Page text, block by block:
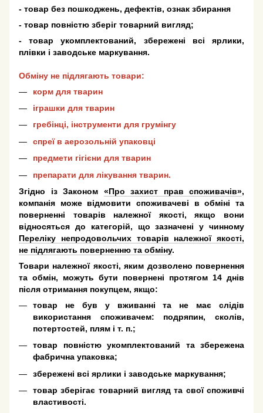
- товар без пошкоджень, дефектів, ознак збирання
- товар повністю зберіг товарний вигляд;
- товар укомплектований, збережені всі ярлики,
плівки і заводське маркування.
Обміну не підлягають товари:
корм для тварин
іграшки для тварин
гребінці, інструменти для грумінгу
спреї в аерозольній упаковці
предмети гігієни для тварин
препарати для лікування тварин.
Згідно із Законом «Про захист прав споживачів»,
компанія може відмовити споживачеві в обміні та
поверненні товарів належної якості, якщо вони
відносяться до категорій, що зазначені у чинному
Переліку непродовольчих товарів належної якості,
не підлягають поверненню та обміну.
Товари належної якості, яким дозволено повернення
та обмін, можуть бути повернені протягом 14 днів
після отримання покупцем, якщо:
товар не був у вживанні та не має слідів
використання споживачем: подряпин, сколів,
потертостей, плям і т. п.;
товар повністю укомплектований та збережена
фабрична упаковка;
збережені всі ярлики і заводське маркування;
товар зберігає товарний вигляд та свої споживчі
властивості.